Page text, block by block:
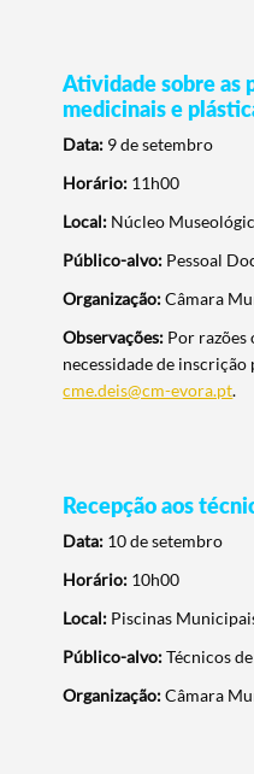
Atividade sobre as
medicinais e
Data: 9 de setembro
Horário: 11h00
Local: Núcleo
Público-alvo: Pessoal
Organização:Câmara
Observações: Por razões
necessidade de
cme.deis@cm-evora.pt.
Recepção aos
Data: 10 de setembro
Horário: 10h00
Local: Piscinas
Público-alvo:Técnicos de
Organização:Câmara